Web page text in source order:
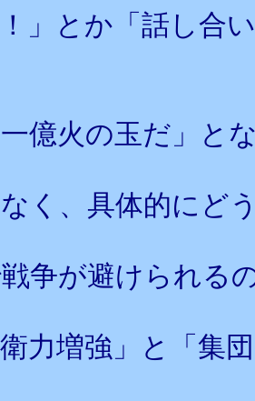
！」とか「話し合
億火の玉だ」と
く、具体的にど
争が避けられる
力増強」と「集